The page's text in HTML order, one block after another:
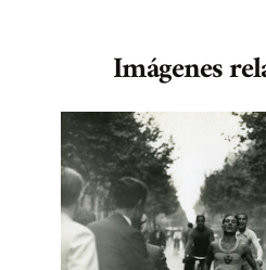
Imágenes